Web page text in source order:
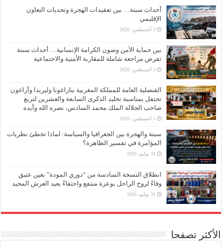
أحداث سبتة… بين تعقيدات الهجرة وتحديات التعاون
الإقليمي
2 أغسطس، 2026
بين حماية الأمن وصون الكرامة الإنسانية… أحداث سبتة
تفرض مراجعة شاملة للمقاربة الأمنية والاجتماعية
1 أغسطس، 2026
القنصلية العامة للمملكة المغربية بتاراغونا وليريدا وأراغون
تحتفل بمناسبة تخليد الذكرى السابعة والعشرين لتربع
صاحب الجلالة الملك محمد السادس، نصره الله وأيده
1 أغسطس، 2026
سبتة والهجرة بين الجغرافيا والسياسة: لماذا تخطئ نظريات
المؤامرة في تفسير الظاهرة؟
31 يوليو، 2026
انطلاق النسخة السادسة من “دوري المودة” بعين عتيق
وفاءً لروح الراحل بوعزة منتفع واحتفاءً بعيد العرش المجيد
31 يوليو، 2026
الأكثر تصفحا